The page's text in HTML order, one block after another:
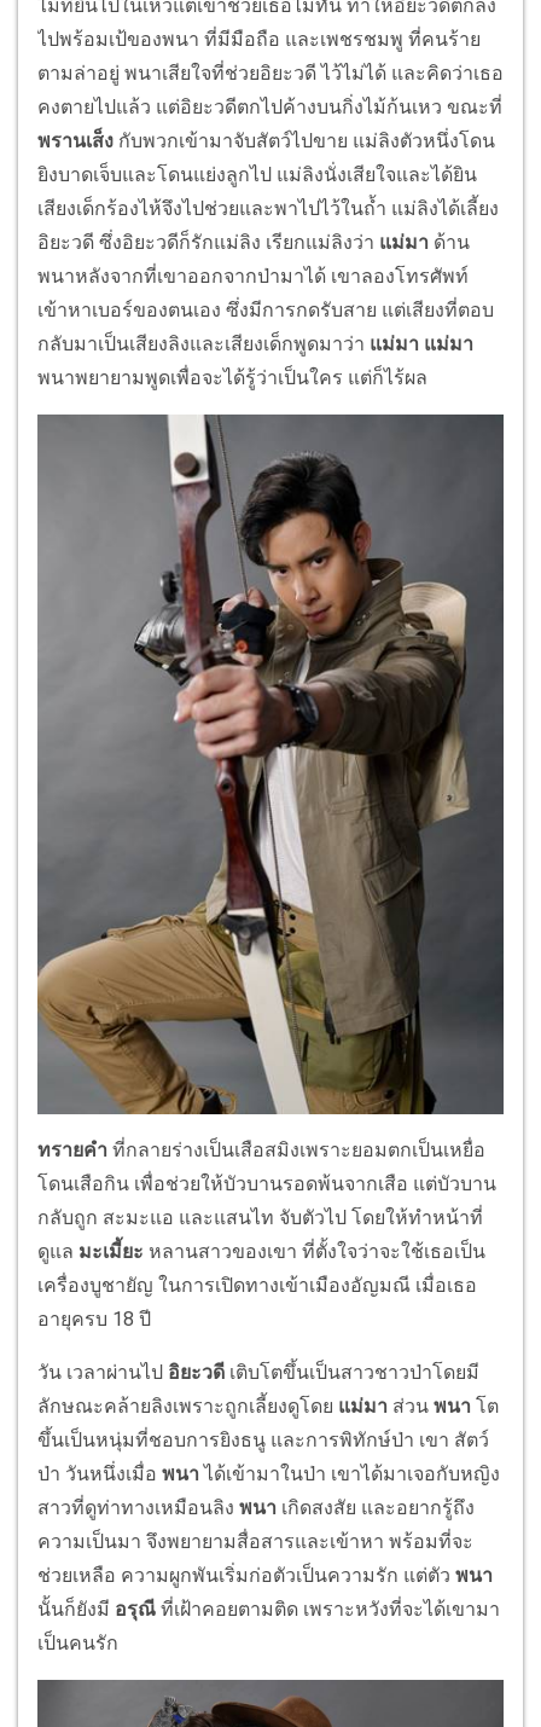
ไม้ที่ยื่นไปในเหวแต่เขาช่วยเธอไม่ทัน ทำให้อิยะวดีตกลง
ไปพร้อมเป้ของพนา ที่มีมือถือ และเพชรชมพู ที่คนร้าย
ตามล่าอยู่ พนาเสียใจที่ช่วยอิยะวดี ไว้ไม่ได้ และคิดว่าเธอ
คงตายไปแล้ว แต่อิยะวดีตกไปค้างบนกิ่งไม้ก้นเหว ขณะที่
พรานเส็ง กับพวกเข้ามาจับสัตว์ไปขาย แม่ลิงตัวหนึ่งโดน
ยิงบาดเจ็บและโดนแย่งลูกไป แม่ลิงนั่งเสียใจและได้ยิน
เสียงเด็กร้องไห้จึงไปช่วยและพาไปไว้ในถ้ำ แม่ลิงได้เลี้ยง
อิยะวดี ซึ่งอิยะวดีก็รักแม่ลิง เรียกแม่ลิงว่า แม่มา ด้าน
พนาหลังจากที่เขาออกจากป่ามาได้ เขาลองโทรศัพท์
เข้าหาเบอร์ของตนเอง ซึ่งมีการกดรับสาย แต่เสียงที่ตอบ
กลับมาเป็นเสียงลิงและเสียงเด็กพูดมาว่า แม่มา แม่มา
พนาพยายามพูดเพื่อจะได้รู้ว่าเป็นใคร แต่ก็ไร้ผล
ทรายคำ ที่กลายร่างเป็นเสือสมิงเพราะยอมตกเป็นเหยื่อ
โดนเสือกิน เพื่อช่วยให้บัวบานรอดพ้นจากเสือ แต่บัวบาน
กลับถูก สะมะแอ และแสนไท จับตัวไป โดยให้ทำหน้าที่
ดูแล มะเมี้ยะ หลานสาวของเขา ที่ตั้งใจว่าจะใช้เธอเป็น
เครื่องบูชายัญ ในการเปิดทางเข้าเมืองอัญมณี เมื่อเธอ
อายุครบ 18 ปี
วัน เวลาผ่านไป อิยะวดี เติบโตขึ้นเป็นสาวชาวป่าโดยมี
ลักษณะคล้ายลิงเพราะถูกเลี้ยงดูโดย แม่มา ส่วน พนา โต
ขึ้นเป็นหนุ่มที่ชอบการยิงธนู และการพิทักษ์ป่า เขา สัตว์
ป่า วันหนึ่งเมื่อ พนา ได้เข้ามาในป่า เขาได้มาเจอกับหญิง
สาวที่ดูท่าทางเหมือนลิง พนา เกิดสงสัย และอยากรู้ถึง
ความเป็นมา จึงพยายามสื่อสารและเข้าหา พร้อมที่จะ
ช่วยเหลือ ความผูกพันเริ่มก่อตัวเป็นความรัก แต่ตัว พนา
นั้นก็ยังมี อรุณี ที่เฝ้าคอยตามติด เพราะหวังที่จะได้เขามา
เป็นคนรัก